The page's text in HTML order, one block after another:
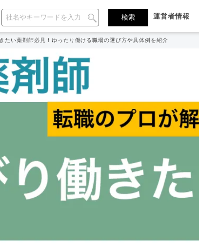
運営者情報
たい薬剤師必見！ゆったり働ける職場の選び方や具体例を紹介